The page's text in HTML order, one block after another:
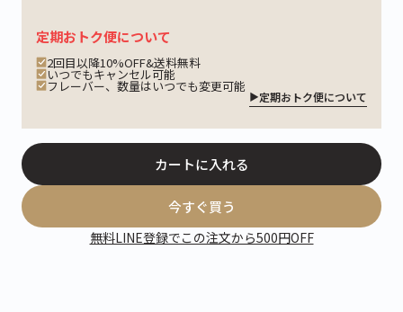
定期おトク便について
2回目以降10%OFF&送料無料
いつでもキャンセル可能
フレーバー、数量はいつでも変更可能
定期おトク便について
カートに入れる
今すぐ買う
無料LINE登録でこの注文から500円OFF